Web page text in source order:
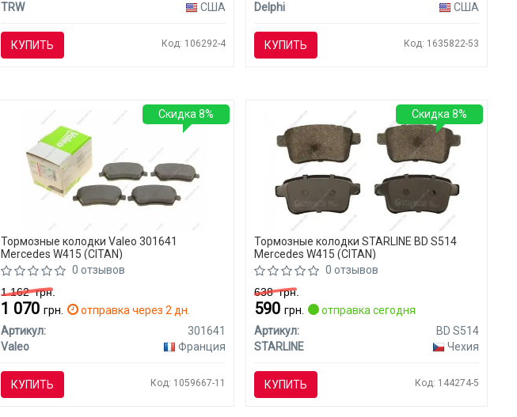
TRW
США
КУПИТЬ Код: 106292-4
Delphi
США
КУПИТЬ Код: 1635822-53
Тормозные колодки Valeo 301641
Mercedes W415 (CITAN)
0 отзывов
1 162грн.
1 070грн.
отправка через 2 дн.
Артикул:
301641
Valeo
Франция
КУПИТЬ Код: 1059667-11
Скидка 8%
Тормозные колодки STARLINE BD S514
Mercedes W415 (CITAN)
0 отзывов
638грн.
590грн.
отправка сегодня
Артикул:
BD S514
STARLINE
Чехия
КУПИТЬ Код: 144274-5
Скидка 8%